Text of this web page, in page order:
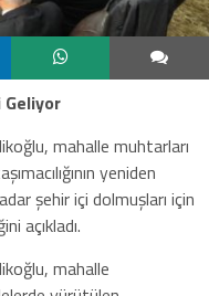
Geliyor
mahalle muhtarları
yeniden
şehir içi dolmuşları için
açıkladı.
mahalle